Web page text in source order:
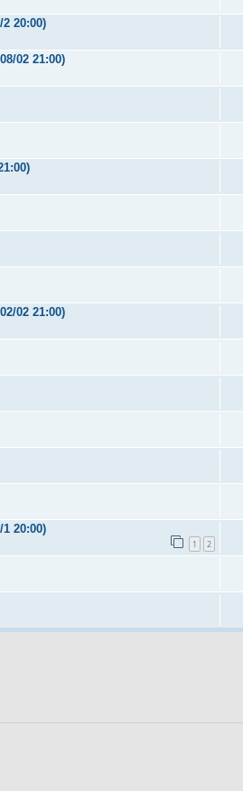
20:00)
02 21:00)
02 21:00)
20:00)
1 2